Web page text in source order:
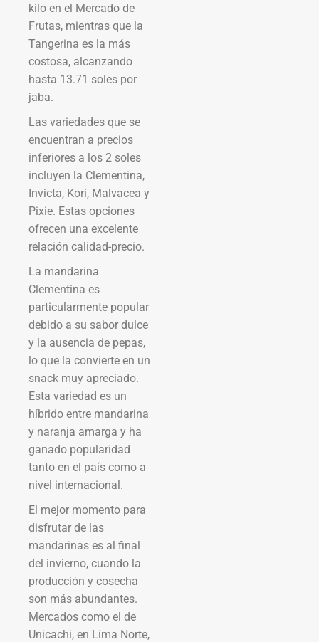
kilo en el Mercado de
Frutas, mientras que la
Tangerina es la más
costosa, alcanzando
hasta 13.71 soles por
jaba.
Las variedades que se
encuentran a precios
inferiores a los 2 soles
incluyen la Clementina,
Invicta, Kori, Malvacea y
Pixie. Estas opciones
ofrecen una excelente
relación calidad-precio.
La mandarina
Clementina es
particularmente popular
debido a su sabor dulce
y la ausencia de pepas,
lo que la convierte en un
snack muy apreciado.
Esta variedad es un
híbrido entre mandarina
y naranja amarga y ha
ganado popularidad
tanto en el país como a
nivel internacional.
El mejor momento para
disfrutar de las
mandarinas es al final
del invierno, cuando la
producción y cosecha
son más abundantes.
Mercados como el de
Unicachi, en Lima Norte,